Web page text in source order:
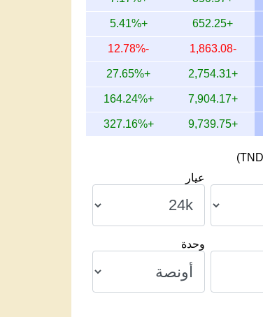
+652.25
+5.41%
-1,863.08
-12.78%
+2,754.31
+27.65%
+7,904.17
+164.24%
+9,739.75
+327.16%
عيار
وحدة